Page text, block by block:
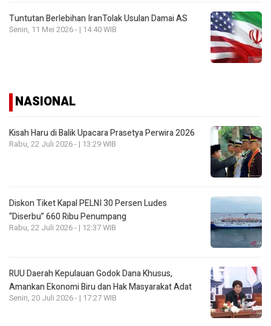
Tuntutan Berlebihan IranTolak Usulan Damai AS
Senin, 11 Mei 2026 - | 14:40 WIB
NASIONAL
Kisah Haru di Balik Upacara Prasetya Perwira 2026
Rabu, 22 Juli 2026 - | 13:29 WIB
Diskon Tiket Kapal PELNI 30 Persen Ludes
“Diserbu” 660 Ribu Penumpang
Rabu, 22 Juli 2026 - | 12:37 WIB
RUU Daerah Kepulauan Godok Dana Khusus,
Amankan Ekonomi Biru dan Hak Masyarakat Adat
Senin, 20 Juli 2026 - | 17:27 WIB